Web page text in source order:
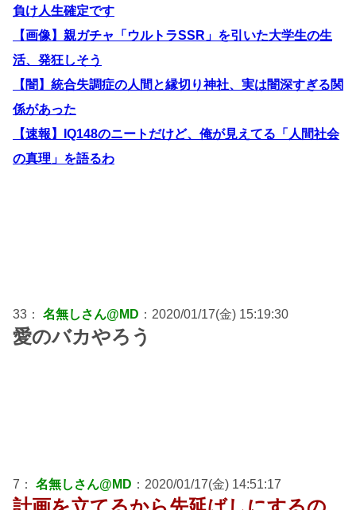
負け人生確定です
【画像】親ガチャ「ウルトラSSR」を引いた大学生の生
活、発狂しそう
【闇】統合失調症の人間と縁切り神社、実は闇深すぎる関
係があった
【速報】IQ148のニートだけど、俺が見えてる「人間社会
の真理」を語るわ
33： 名無しさん@MD ：2020/01/17(金) 15:19:30
愛のバカやろう
7： 名無しさん@MD ：2020/01/17(金) 14:51:17